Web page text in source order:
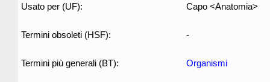
Usato per (UF): Capo <Anatomia>
Termini obsoleti (HSF): -
Termini più generali (BT): Organismi